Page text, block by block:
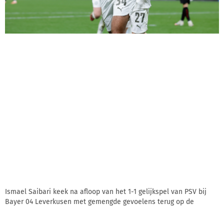
Ismael Saibari keek na afloop van het 1-1 gelijkspel van PSV bij
Bayer 04 Leverkusen met gemengde gevoelens terug op de